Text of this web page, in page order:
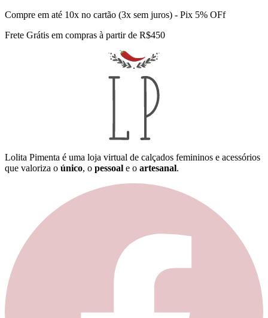
Compre em até 10x no cartão (3x sem juros) - Pix 5% OFf
Frete Grátis em compras à partir de R$450
Lolita Pimenta é uma loja virtual de calçados femininos e acessórios
que valoriza o único, o pessoal e o artesanal.